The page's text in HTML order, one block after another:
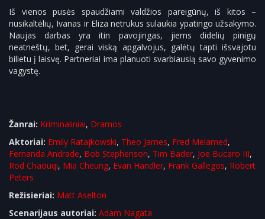
Iš vienos pusės spaudžiami valdžios pareigūnų, iš kitos –
nusikaltėlių, Ivanas ir Eliza netrukus sulaukia ypatingo užsakymo.
Naujas darbas yra itin pavojingas, jiems didelių pinigų
neatneštų, bet, gerai viską apgalvojus, galėtų tapti išsvajotu
bilietu į laisvę. Partneriai ima planuoti svarbiausią savo gyvenimo
vagystę.
Žanrai: Kriminaliniai, Dramos
Aktoriai: Emily Ratajkowski, Theo James, Fred Melamed,
Fernanda Andrade, Bob Stephenson, Tim Bader, Joe Bucaro III,
Rod Chaouqi, Mia Cheung, Evan Handler, Frank Gallegos, Robert
Peters
Režisieriai: Matt Aselton
Scenarijaus autoriai: Adam Nagata